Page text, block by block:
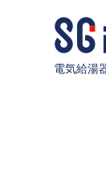
電気給湯